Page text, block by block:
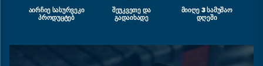
ᲐᲘᲠᲩᲘᲔ ᲡᲐᲡᲣᲠᲕᲔᲙᲘ
ᲞᲠᲝᲓᲣᲪᲢᲔᲑ
ᲨᲔᲣᲙᲕᲔᲗᲔ ᲓᲐ
ᲒᲐᲓᲐᲘᲮᲐᲓᲔ
ᲛᲘᲘᲦᲔ 3 ᲡᲐᲛᲣᲨᲐᲝ
ᲓᲦᲔᲨᲘ